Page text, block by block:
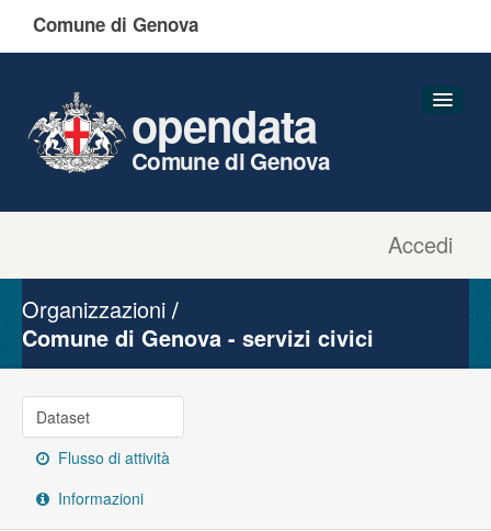
Comune di Genova
Accedi
opendata
Comune di Genova
Gruppi
Organizzazioni
Comune di Genova - servizi civici
Dataset
Flusso di attività
Informazioni